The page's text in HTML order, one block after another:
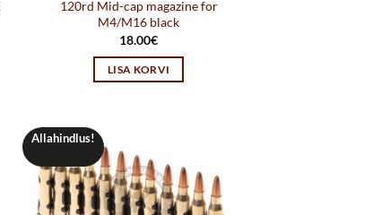
120rd Mid-cap magazine for
M4/M16 black
18.00€
LISA KORVI
Allahindlus!